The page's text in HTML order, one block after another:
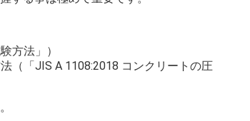
方法」）
（「 JIS A 1108:2018 コンクリートの圧